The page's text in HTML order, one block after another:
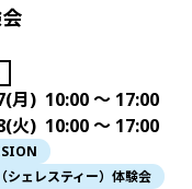
月) 10:00 〜 17:00
火) 10:00 〜 17:00
シェレスティー）体験会